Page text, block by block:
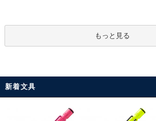
もっと見る
新着文具